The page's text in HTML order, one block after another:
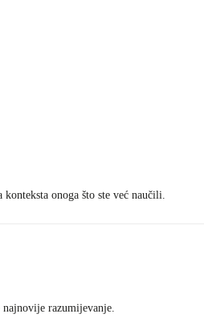
onoga što ste već naučili.
razumijevanje.